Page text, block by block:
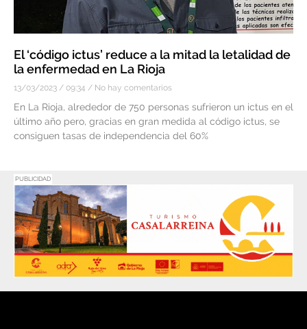
El ‘código ictus’ reduce a la mitad la letalidad de
la enfermedad en La Rioja
13/03/2023 09:34 No hay comentarios
En La Rioja, alrededor de 750 personas sufrieron un ictus en el
último año pero, gracias en gran medida al código ictus, se
consiguen tasas de independencia del 60%
PUBLICIDAD